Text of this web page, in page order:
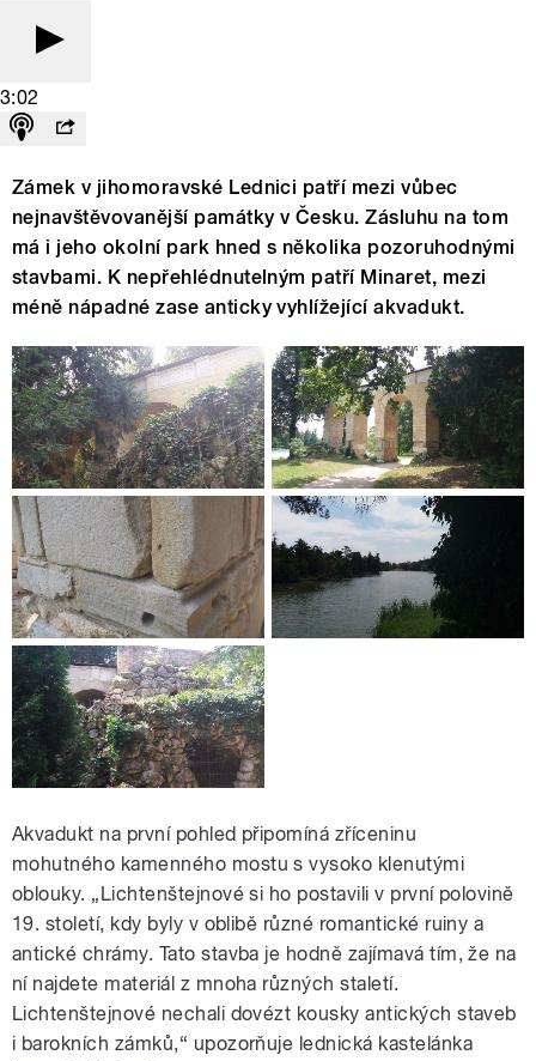
3:02
Zámek v jihomoravské Lednici patří mezi vůbec
nejnavštěvovanější památky v Česku. Zásluhu na tom
má i jeho okolní park hned s několika pozoruhodnými
stavbami. K nepřehlédnutelným patří Minaret, mezi
méně nápadné zase anticky vyhlížející akvadukt.
Akvadukt na první pohled připomíná zříceninu
mohutného kamenného mostu s vysoko klenutými
oblouky. „Lichtenštejnové si ho postavili v první polovině
19. století, kdy byly v oblibě různé romantické ruiny a
antické chrámy. Tato stavba je hodně zajímavá tím, že na
ní najdete materiál z mnoha různých staletí.
Lichtenštejnové nechali dovézt kousky antických staveb
i barokních zámků,“ upozorňuje lednická kastelánka